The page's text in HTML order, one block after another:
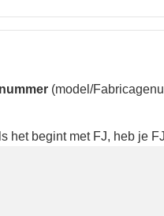
(model/
het begint met FJ, heb je